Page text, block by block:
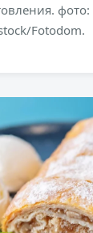
фото:
Fotodom.